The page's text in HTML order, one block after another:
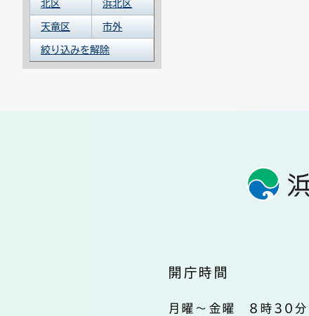
北区 浜北区
天竜区 市外
絞り込みを解除
開庁時間
月曜～金曜 8時30